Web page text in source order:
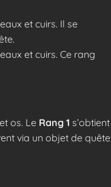
et cuirs. Il se
et cuirs. Ce rang
os. Le Rang 1 s’obtient
via un objet de quête